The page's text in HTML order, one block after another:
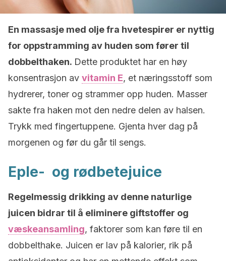
En massasje med olje fra hvetespirer er nyttig
for oppstramming av huden som fører til
dobbelthaken. Dette produktet har en høy
konsentrasjon av vitamin E, et næringsstoff som
hydrerer, toner og strammer opp huden. Masser
sakte fra haken mot den nedre delen av halsen.
Trykk med fingertuppene. Gjenta hver dag på
morgenen og før du går til sengs.
Eple- og rødbetejuice
Regelmessig drikking av denne naturlige
juicen bidrar til å eliminere giftstoffer og
væskeansamling, faktorer som kan føre til en
dobbelthake. Juicen er lav på kalorier, rik på